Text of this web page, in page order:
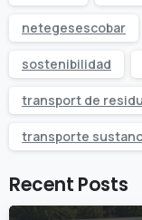
netegesescobar
sostenibilidad
transport de
transporte
Recent Posts